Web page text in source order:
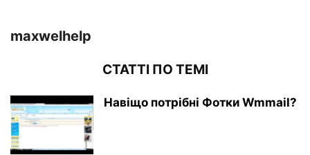
maxwelhelp
СТАТТІ ПО ТЕМІ
Навіщо потрібні Фотки Wmmail?